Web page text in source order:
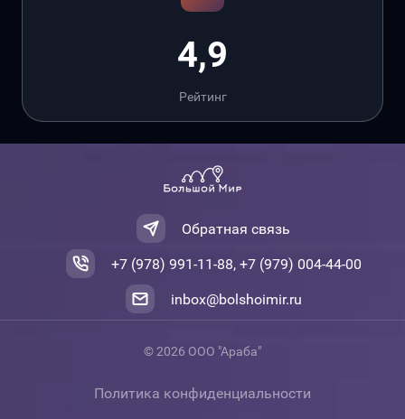
4,9
Рейтинг
Обратная связь
+7 (978) 991-11-88, +7 (979) 004-44-00
inbox@bolshoimir.ru
© 2026 ООО "Араба"
Политика конфиденциальности